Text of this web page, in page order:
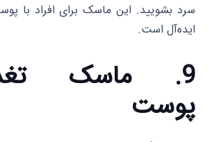
سرد بشویید. این ماسک برای افراد با
ایده‌آل است.
9. ماسک
پوست